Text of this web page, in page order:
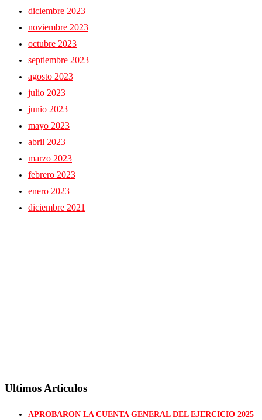
diciembre 2023
noviembre 2023
octubre 2023
septiembre 2023
agosto 2023
julio 2023
junio 2023
mayo 2023
abril 2023
marzo 2023
febrero 2023
enero 2023
diciembre 2021
Ultimos Articulos
APROBARON LA CUENTA GENERAL DEL EJERCICIO 2025